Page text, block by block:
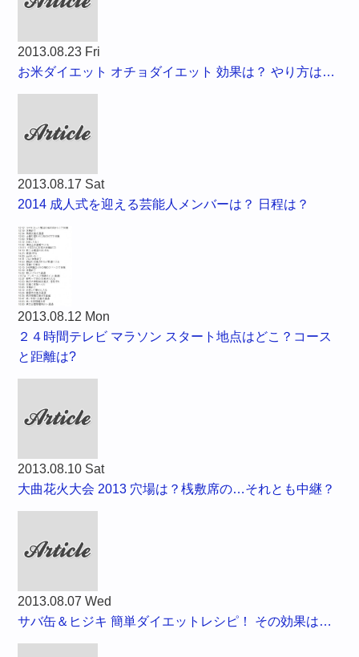
2013.08.23 Fri
お米ダイエット オチョダイエット 効果は？ やり方は…
2013.08.17 Sat
2014 成人式を迎える芸能人メンバーは？ 日程は？
2013.08.12 Mon
２４時間テレビ マラソン スタート地点はどこ？コース
と距離は?
2013.08.10 Sat
大曲花火大会 2013 穴場は？桟敷席の…それとも中継？
2013.08.07 Wed
サバ缶＆ヒジキ 簡単ダイエットレシピ！ その効果は…